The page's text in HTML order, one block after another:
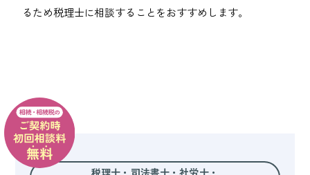
るため税理士に相談することをおすすめします。